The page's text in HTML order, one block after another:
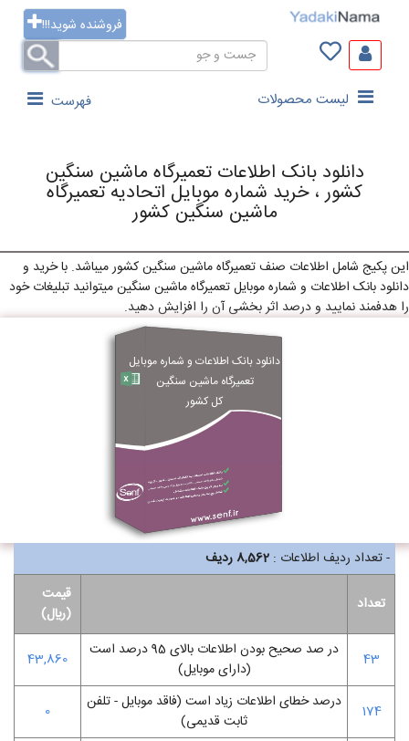
فروشنده شوید!!!
لیست محصولات فهرست
دانلود بانک اطلاعاتتعمیرگاه ماشین سنگین
کشور، خرید شماره موبایل اتحادیه تعمیرگاه
ماشین سنگینکشور
این پکیج شامل اطلاعات صنفتعمیرگاه ماشین سنگینکشورمیباشد. با خرید و
دانلود بانک اطلاعات و شماره موبایلتعمیرگاه ماشین سنگینمیتوانید تبلیغات خود
را هدفمند نمایید و درصد اثر بخشی آن را افزایش دهید.
دانلود بانک اطلاعات و شماره موبایل
تعمیرگاه ماشین سنگین
کل کشور
- تعداد ردیف اطلاعات : 8,562ردیف
تعداد
قیمت
(ريال)
43
در صد صحیح بودن اطلاعات بالای 95 درصد است
(دارای موبایل)
43,860
174
درصد خطای اطلاعات زیاد است (فاقد موبایل - تلفن
ثابت قدیمی)
0